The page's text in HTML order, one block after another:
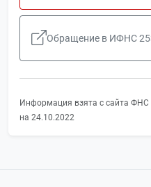
Обращение в ИФНС
Информация взята с сайта ФНС
на 24.10.2022